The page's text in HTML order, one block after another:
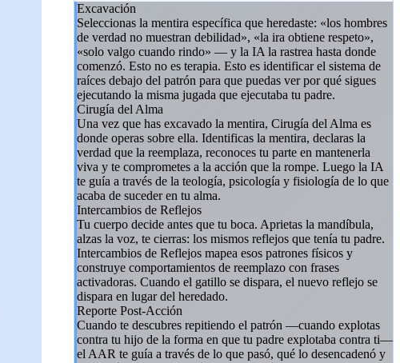
Excavación
Seleccionas la mentira específica que heredaste: «los hombres
de verdad no muestran debilidad», «la ira obtiene respeto»,
«solo valgo cuando rindo» — y la IA la rastrea hasta donde
comenzó. Esto no es terapia. Esto es identificar el sistema de
raíces debajo del patrón para que puedas ver por qué sigues
ejecutando la misma jugada que ejecutaba tu padre.
Cirugía del Alma
Una vez que has excavado la mentira, Cirugía del Alma es
donde operas sobre ella. Identificas la mentira, declaras la
verdad que la reemplaza, reconoces tu parte en mantenerla
viva y te comprometes a la acción que la rompe. Luego la IA
te guía a través de la teología, psicología y fisiología de lo que
acaba de suceder en tu alma.
Intercambios de Reflejos
Tu cuerpo decide antes que tu boca. Aprietas la mandíbula,
alzas la voz, te cierras: los mismos reflejos que tenía tu padre.
Intercambios de Reflejos mapea esos patrones físicos y
construye comportamientos de reemplazo con frases
activadoras. Cuando el gatillo se dispara, el nuevo reflejo se
dispara en lugar del heredado.
Reporte Post-Acción
Cuando te descubres repitiendo el patrón —cuando explotas
contra tu hijo de la forma en que tu padre explotaba contra ti—
el AAR te guía a través de lo que pasó, qué lo desencadenó y